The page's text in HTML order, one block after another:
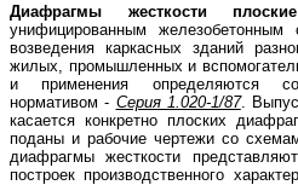
Диафрагмы жесткости плоские
унифицированным
возведения каркасных зданий
жилых, промышленных и
и применения определяются
нормативом - Серия 1.020-1/87.
касается конкретно плоских
поданы и рабочие чертежи со
диафрагмы жесткости
построек производственного